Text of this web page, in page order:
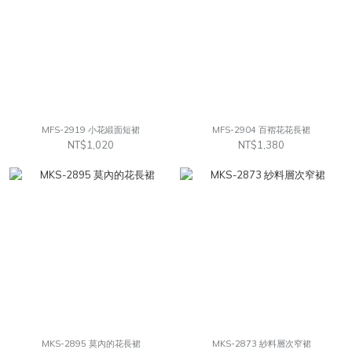
MFS-2919 小花緞面短裙
NT$1,020
MFS-2904 百褶花花長裙
NT$1,380
MKS-2895 莫內的花長裙 MKS-2873 紗料層次窄裙